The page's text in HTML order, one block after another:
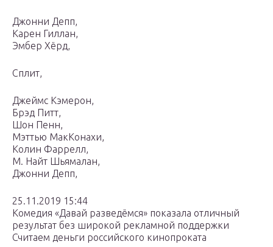
Джонни Депп,
Карен Гиллан,
Эмбер Хёрд,
Сплит,
Джеймс Кэмерон,
Брэд Питт,
Шон Пенн,
Мэттью МакКонахи,
Колин Фаррелл,
М. Найт Шьямалан,
Джонни Депп,
25.11.2019 15:44
Комедия «Давай разведёмся» показала отличный
результат без широкой рекламной поддержки
Считаем деньги российского кинопроката